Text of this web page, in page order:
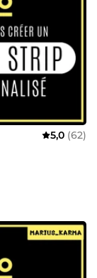
5,0 (62)